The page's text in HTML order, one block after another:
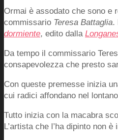
Ormai è assodato che sono e
commissario Teresa Battaglia.
dormiente, edito dalla
Da tempo il commissario
consapevolezza che presto
Con queste premesse inizia
cui radici affondano nel
Tutto inizia con la macabra
L’artista che l’ha dipinto non